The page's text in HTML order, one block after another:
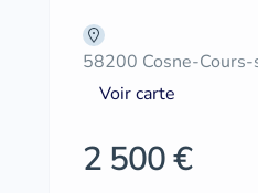
58200 Cosne-
Voir carte
2 500 €